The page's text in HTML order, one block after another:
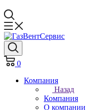
0
Компания
Назад
Компания
О компании